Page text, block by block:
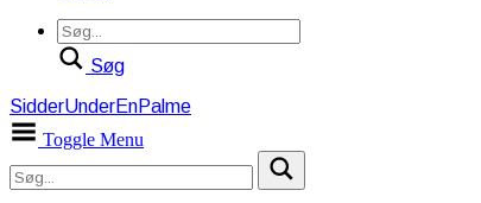
Søg
SidderUnderEnPalme
Toggle Menu